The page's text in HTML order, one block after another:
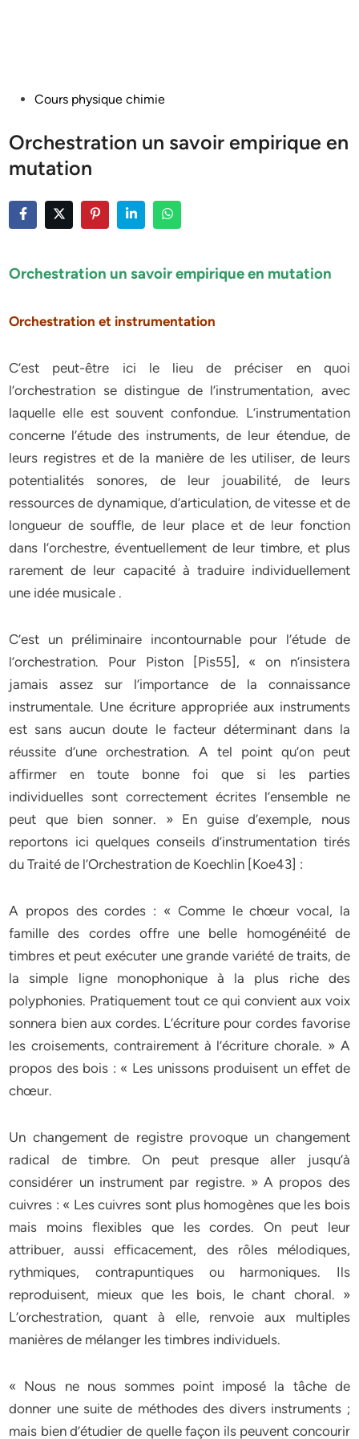
PostedCours physique chimie
Orchestration un savoir empirique en
mutation
Orchestration un savoir empirique en mutation
Orchestration et instrumentation
C’est peut-être ici le lieu de préciser en quoi
l’orchestration se distingue de l’instrumentation, avec
laquelle elle est souvent confondue. L’instrumentation
concerne l’étude des instruments, de leur étendue, de
leurs registres et de la manière de les utiliser, de leurs
potentialités sonores, de leur jouabilité, de leurs
ressources de dynamique, d’articulation, de vitesse et de
longueur de souffle, de leur place et de leur fonction
dans l’orchestre, éventuellement de leur timbre, et plus
rarement de leur capacité à traduire individuellement
une idée musicale .
C’est un préliminaire incontournable pour l’étude de
l’orchestration. Pour Piston [Pis55], « on n’insistera
jamais assez sur l’importance de la connaissance
instrumentale. Une écriture appropriée aux instruments
est sans aucun doute le facteur déterminant dans la
réussite d’une orchestration. A tel point qu’on peut
affirmer en toute bonne foi que si les parties
individuelles sont correctement écrites l’ensemble ne
peut que bien sonner. » En guise d’exemple, nous
reportons ici quelques conseils d’instrumentation tirés
du Traité de l’Orchestration de Koechlin [Koe43] :
A propos des cordes : « Comme le chœur vocal, la
famille des cordes offre une belle homogénéité de
timbres et peut exécuter une grande variété de traits, de
la simple ligne monophonique à la plus riche des
polyphonies. Pratiquement tout ce qui convient aux voix
sonnera bien aux cordes. L’écriture pour cordes favorise
les croisements, contrairement à l’écriture chorale. » A
propos des bois : « Les unissons produisent un effet de
chœur.
Un changement de registre provoque un changement
radical de timbre. On peut presque aller jusqu’à
considérer un instrument par registre. » A propos des
cuivres : « Les cuivres sont plus homogènes que les bois
mais moins flexibles que les cordes. On peut leur
attribuer, aussi efficacement, des rôles mélodiques,
rythmiques, contrapuntiques ou harmoniques. Ils
reproduisent, mieux que les bois, le chant choral. »
L’orchestration, quant à elle, renvoie aux multiples
manières de mélanger les timbres individuels.
« Nous ne nous sommes point imposé la tâche de
donner une suite de méthodes des divers instruments ;
mais bien d’étudier de quelle façon ils peuvent concourir